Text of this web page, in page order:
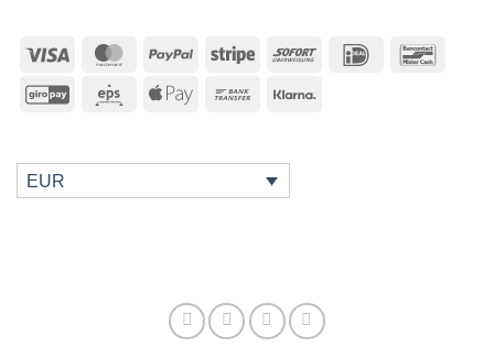
Visa MasterCardPayPal Stripe Sofort IDeal
GiroPay Eps
Apple
Bank
EUR